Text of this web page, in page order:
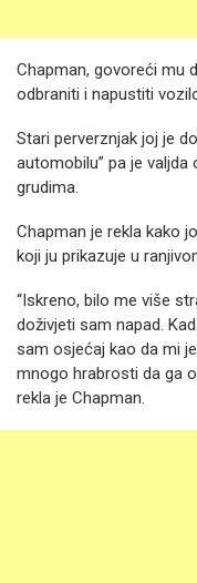
Chapman, govoreći mu
odbraniti i napustiti
Stari perverznjak joj je
automobilu” pa je
grudima.
Chapman je rekla kako
koji ju prikazuje u
“Iskreno, bilo me više
doživjeti sam napad.
sam osjećaj kao da mi
mnogo hrabrosti da ga
rekla je Chapman.